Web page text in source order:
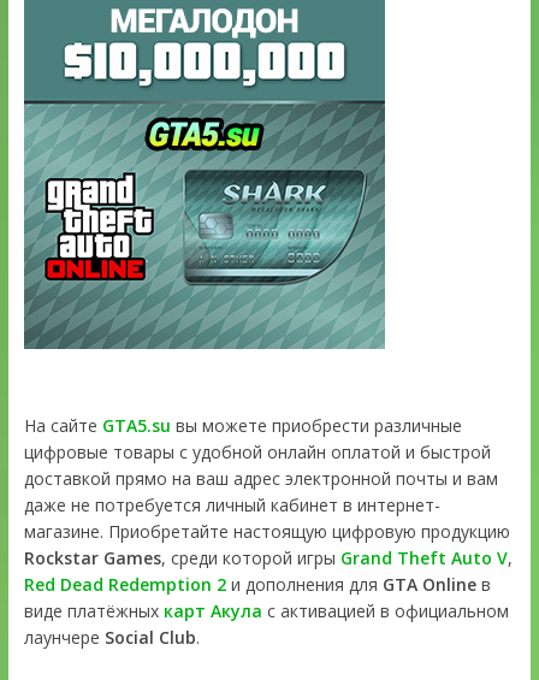
На сайте GTA5.su вы можете приобрести различные
цифровые товары с удобной онлайн оплатой и быстрой
доставкой прямо на ваш адрес электронной почты и вам
даже не потребуется личный кабинет в интернет-
магазине. Приобретайте настоящую цифровую продукцию
Rockstar Games, среди которой игры Grand Theft Auto V,
Red Dead Redemption 2и дополнения для GTA Onlineв
виде платёжных карт Акула с активацией в официальном
лаунчере Social Club.